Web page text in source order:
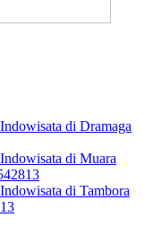
di Dramaga
di Muara
di Tambora